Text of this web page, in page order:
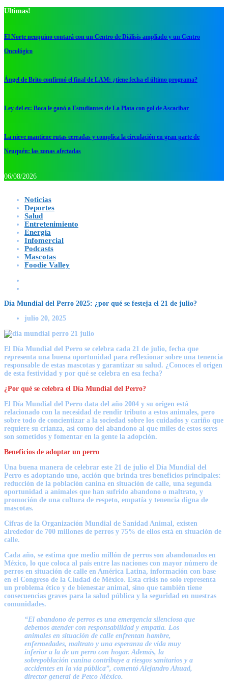
Ultimas!
El Norte neuquino contará con un Centro de Diálisis ampliado y un Centro
Oncológico
Ángel de Brito confirmó el final de LAM: ¿tiene fecha el último programa?
Ley del ex: Boca le ganó a Estudiantes de La Plata con gol de Ascacibar
La nieve mantiene rutas cerradas y complica la circulación en gran parte de
Neuquén: las zonas afectadas
06/08/2026
Noticias
Deportes
Salud
Entretenimiento
Energía
Infomercial
Podcasts
Mascotas
Foodie Valley
Día Mundial del Perro 2025: ¿por qué se festeja el 21 de julio?
julio 20, 2025
El Día Mundial del Perro se celebra cada 21 de julio, fecha que
representa una buena oportunidad para reflexionar sobre una tenencia
responsable de estas mascotas y garantizar su salud. ¿Conoces el origen
de esta festividad y por qué se celebra en esa fecha?
¿Por qué se celebra el Día Mundial del Perro?
El Día Mundial del Perro data del año 2004 y su origen está
relacionado con la necesidad de rendir tributo a estos animales, pero
sobre todo de concientizar a la sociedad sobre los cuidados y cariño que
requiere su crianza, así como del abandono al que miles de estos seres
son sometidos y fomentar en la gente la adopción.
Beneficios de adoptar un perro
Una buena manera de celebrar este 21 de julio el Día Mundial del
Perro es adoptando uno, acción que brinda tres beneficios principales:
reducción de la población canina en situación de calle, una segunda
oportunidad a animales que han sufrido abandono o maltrato, y
promoción de una cultura de respeto, empatía y tenencia digna de
mascotas.
Cifras de la Organización Mundial de Sanidad Animal, existen
alrededor de 700 millones de perros y 75% de ellos está en situación de
calle.
Cada año, se estima que medio millón de perros son abandonados en
México, lo que coloca al país entre las naciones con mayor número de
perros en situación de calle en América Latina, información con base
en el Congreso de la Ciudad de México. Esta crisis no solo representa
un problema ético y de bienestar animal, sino que también tiene
consecuencias graves para la salud pública y la seguridad en nuestras
comunidades.
“El abandono de perros es una emergencia silenciosa que
debemos atender con responsabilidad y empatía. Los
animales en situación de calle enfrentan hambre,
enfermedades, maltrato y una esperanza de vida muy
inferior a la de un perro con hogar. Además, la
sobrepoblación canina contribuye a riesgos sanitarios y a
accidentes en la vía pública”, comentó Alejandro Ahuad,
director general de Petco México.